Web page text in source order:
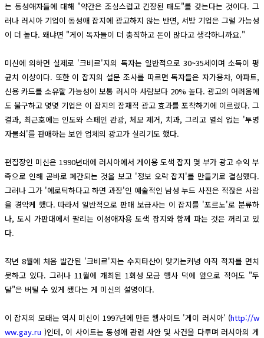
는 동성애자들에 대해 "약간은 조심스럽고 긴장된 태도"를 갖는다는 것이다. 그
러나 러시아 기업이 동성애 잡지에 광고하지 않는 반면, 서방 기업은 그럴 가능성
이 더 높다. 왜냐면 "게이 독자들이 더 충직하고 돈이 많다고 생각하니까요."
미신에 의하면 실제로 '크비르'지의 독자는 일반적으로 30~35세이며 소득이 평
균치 이상이다. 또한 이 잡지의 설문 조사를 따르면 독자들은 자가용차, 아파트,
신용 카드를 소유할 가능성이 보통 러시아 사람보다 20% 높다. 광고의 어려움에
도 불구하고 몇몇 기업은 이 잡지의 잠재적 광고 효과를 포착하기에 이르렀다. 그
결과, 최근호에는 인도와 스페인 관광, 체모 제거, 치과, 그리고 열쇠 없는 '투명
자물쇠'를 판매하는 보안 업체의 광고가 실리기도 했다.
편집장인 미신은 1990년대에 러시아에서 게이용 도색 잡지 몇 부가 광고 수익 부
족으로 인해 곧바로 폐간되는 것을 보고 '정보 오락 잡지'를 만들기로 결심했다.
그러나 그가 '에로틱하다고 하면 과장'인 예술적인 남성 누드 사진은 적잖은 사람
을 경악케 했다. 따라서 일반적으로 판매 보급사는 이 잡지를 '포르노'로 분류하
나, 도시 가판대에서 팔리는 이성애자용 도색 잡지와 함께 파는 것은 꺼리고 있
다.
작년 8월에 처음 발간된 '크비르'지는 수지타산이 맞기는커녕 아직 적자를 면치
못하고 있다. 그러나 11월에 개최된 1회성 모금 행사 덕에 앞으로 적어도 "두
달"은 버틸 수 있게 됐다는 게 미신의 설명이다.
이 잡지의 모태는 역시 미신이 1997년에 만든 웹사이트 '게이 러시아' (http://w
ww.gay.ru )인데, 이 사이트는 동성애 관련 사안 및 사건을 다루며 러시아의 게